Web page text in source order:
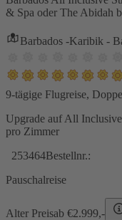
& Spa oder The Abidah
Barbados -Karibik -
9-tägige Flugreise,
Upgrade auf All
pro Zimmer
253464Bestellnr.:
Pauschalreise
Alter Preisab €2.999,-